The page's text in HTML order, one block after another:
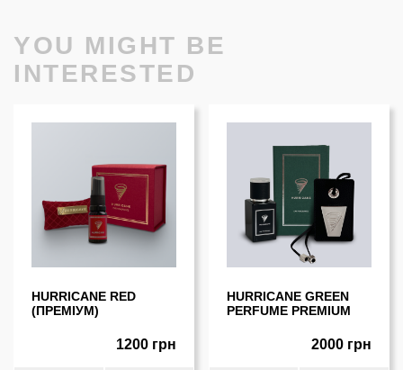
YOU MIGHT BE
INTERESTED
HURRICANE RED
(ПРЕМIУМ)
1200 грн
HURRICANE GREEN
PERFUME PREMIUM
2000 грн